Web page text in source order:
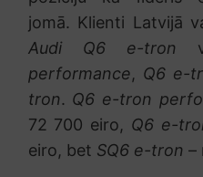
jomā. Klienti Latvijā
Audi Q6 e-tron
performance, Q6 e-
tron. Q6 e-tron
72 700 eiro, Q6 e-
eiro, bet SQ6 e-tron –